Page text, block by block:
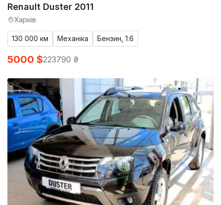
Renault Duster 2011
Харків
130 000 км Механіка Бензин, 1.6
5000 $223790 ₴